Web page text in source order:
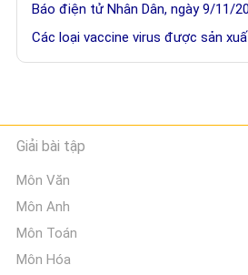
Báo điện tử Nhân Dân, ngày 9/11/
Các loại vaccine virus được sản
Giải bài tập
Môn Văn
Môn Anh
Môn Toán
Môn Hóa